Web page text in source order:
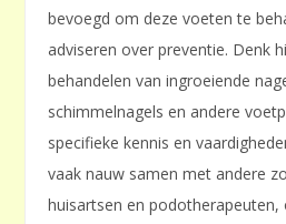
bevoegd om deze voeten te
adviseren over preventie. Denk
behandelen van ingroeiende
schimmelnagels en andere
specifieke kennis en
vaak nauw samen met andere
huisartsen en